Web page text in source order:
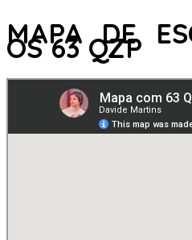
MAPA DE
OS 63 QZP